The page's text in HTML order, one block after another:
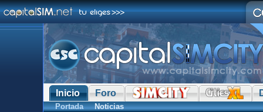
Inicio Foro
Portada Noticias